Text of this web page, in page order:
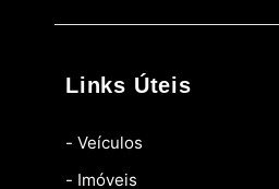
Links Úteis
- Veículos
- Imóveis